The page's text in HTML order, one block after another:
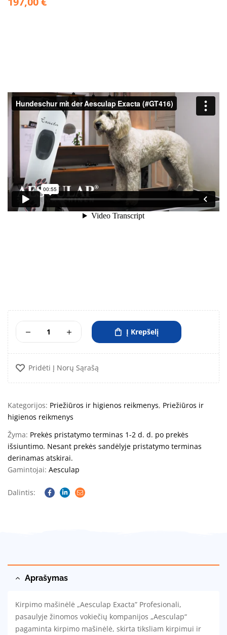
Į Krepšelį
Pridėti Į Norų Sąrašą
Kategorijos: Priežiūros ir higienos reikmenys, Priežiūros ir
higienos reikmenys
Žyma: Prekės pristatymo terminas 1-2 d. d. po prekės
išsiuntimo. Nesant prekės sandėlyje pristatymo terminas
derinamas atskirai.
Gamintojai: Aesculap
Dalintis:
Facebook
Linkedin
Email
Aprašymas
Kirpimo mašinėlė „Aesculap Exacta” Profesionali,
pasaulyje žinomos vokiečių kompanijos „Aesculap“
pagaminta kirpimo mašinėlė, skirta tiksliam kirpimui ir